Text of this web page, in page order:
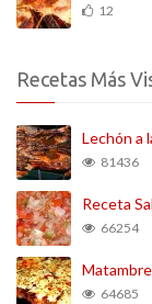
12
Recetas Más
Lechón a
81436
Receta
66254
Matambre
64685